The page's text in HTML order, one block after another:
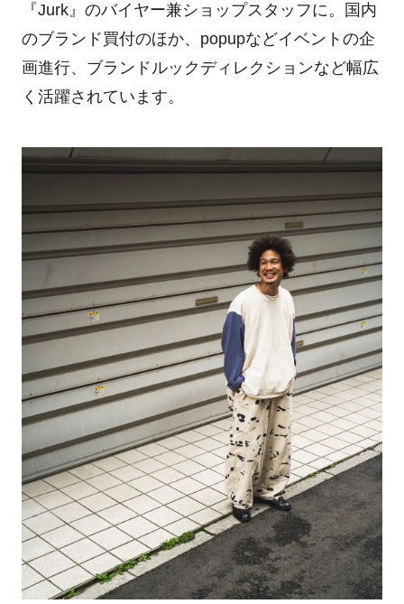
『Jurk』のバイヤー兼ショップスタッフに。国内
のブランド買付のほか、popupなどイベントの企
画進行、ブランドルックディレクションなど幅広
く活躍されています。